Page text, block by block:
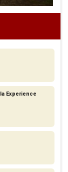
Experience